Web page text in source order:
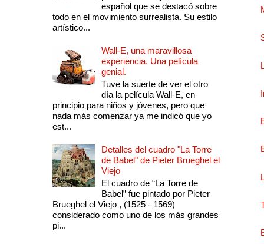
español que se destacó sobre
todo en el movimiento surrealista. Su estilo
artístico...
Wall-E, una maravillosa
experiencia. Una película
genial.
Tuve la suerte de ver el otro
día la película Wall-E, en
principio para niños y jóvenes, pero que
nada más comenzar ya me indicó que yo
est...
Detalles del cuadro "La Torre
de Babel" de Pieter Brueghel el
Viejo
El cuadro de “La Torre de
Babel” fue pintado por Pieter
Brueghel el Viejo , (1525 - 1569)
considerado como uno de los más grandes
pi...